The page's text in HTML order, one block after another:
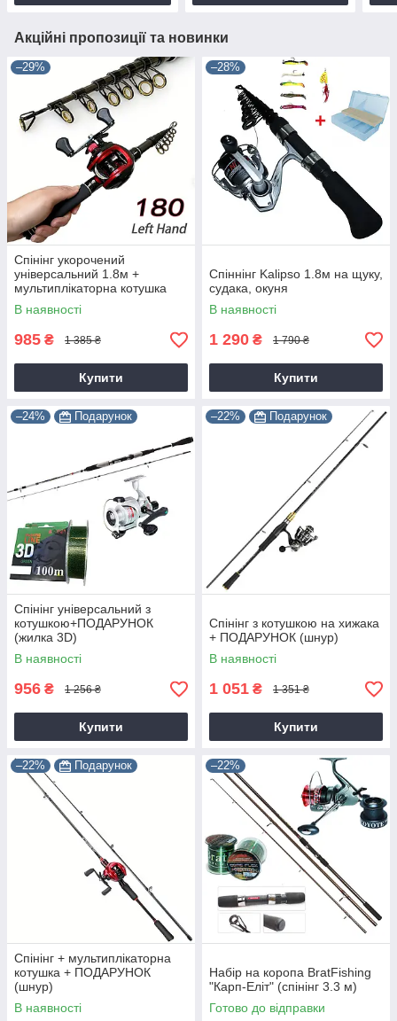
Акційні пропозиції та новинки
–29%
Спінінг укорочений
універсальний 1.8м +
мультиплікаторна котушка
В наявності
985 ₴ 1 385 ₴
Купити
–28%
Спіннінг Kalipso 1.8м на щуку,
судака, окуня
В наявності
1 290 ₴ 1 790 ₴
Купити
–24% Подарунок
Спінінг універсальний з
котушкою+ПОДАРУНОК
(жилка 3D)
В наявності
956 ₴ 1 256 ₴
Купити
–22% Подарунок
Спінінг з котушкою на хижака
+ ПОДАРУНОК (шнур)
В наявності
1 051 ₴ 1 351 ₴
Купити
–22% Подарунок
Спінінг + мультиплікаторна
котушка + ПОДАРУНОК
(шнур)
В наявності
–22%
Набір на коропа BratFishing
"Карп-Еліт" (спінінг 3.3 м)
Готово до відправки